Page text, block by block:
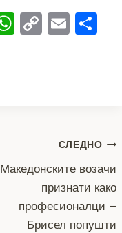
W C E
СЛЕДНО
Македонските возачи
признати како
професионалци –
Брисел попушти